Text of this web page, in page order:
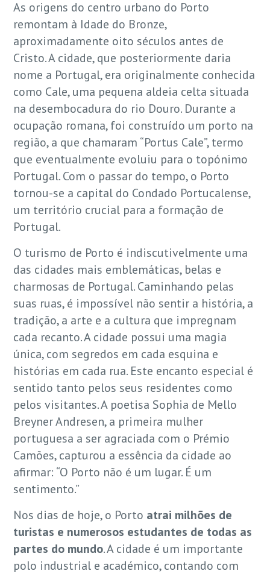
As origens do centro urbano do Porto
remontam à Idade do Bronze,
aproximadamente oito séculos antes de
Cristo. A cidade, que posteriormente daria
nome a Portugal, era originalmente conhecida
como Cale, uma pequena aldeia celta situada
na desembocadura do rio Douro. Durante a
ocupação romana, foi construído um porto na
região, a que chamaram “Portus Cale”, termo
que eventualmente evoluiu para o topónimo
Portugal. Com o passar do tempo, o Porto
tornou-se a capital do Condado Portucalense,
um território crucial para a formação de
Portugal.
O turismo de Porto é indiscutivelmente uma
das cidades mais emblemáticas, belas e
charmosas de Portugal. Caminhando pelas
suas ruas, é impossível não sentir a história, a
tradição, a arte e a cultura que impregnam
cada recanto. A cidade possui uma magia
única, com segredos em cada esquina e
histórias em cada rua. Este encanto especial é
sentido tanto pelos seus residentes como
pelos visitantes. A poetisa Sophia de Mello
Breyner Andresen, a primeira mulher
portuguesa a ser agraciada com o Prémio
Camões, capturou a essência da cidade ao
afirmar: “O Porto não é um lugar. É um
sentimento.”
Nos dias de hoje, o Porto atrai milhões de
turistas e numerosos estudantes de todas as
partes do mundo. A cidade é um importante
polo industrial e académico, contando com